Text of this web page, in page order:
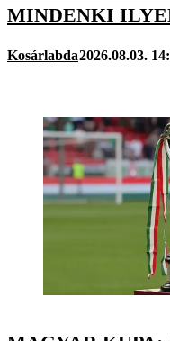
MINDENKI
Kosárlabda2026.08.03.